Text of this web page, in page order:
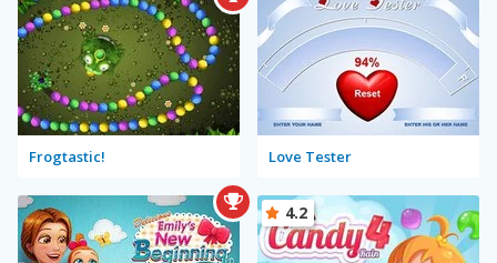
Frogtastic! Love Tester
4.2